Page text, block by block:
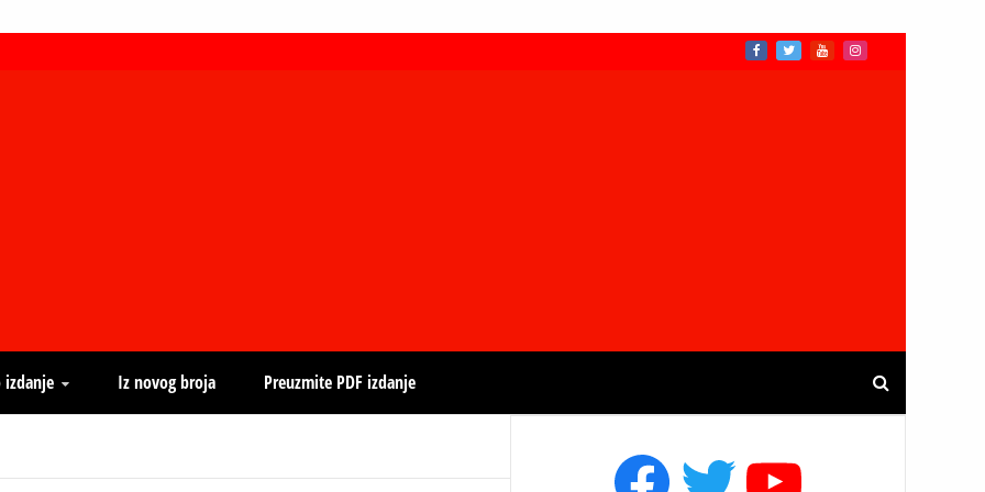
izdanje Iz novog broja Preuzmite PDF izdanje